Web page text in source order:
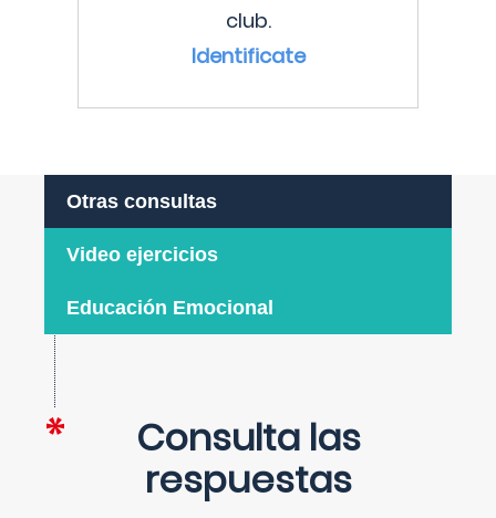
club.
Identificate
Otras consultas
Video ejercicios
Educación Emocional
Consulta las
respuestas